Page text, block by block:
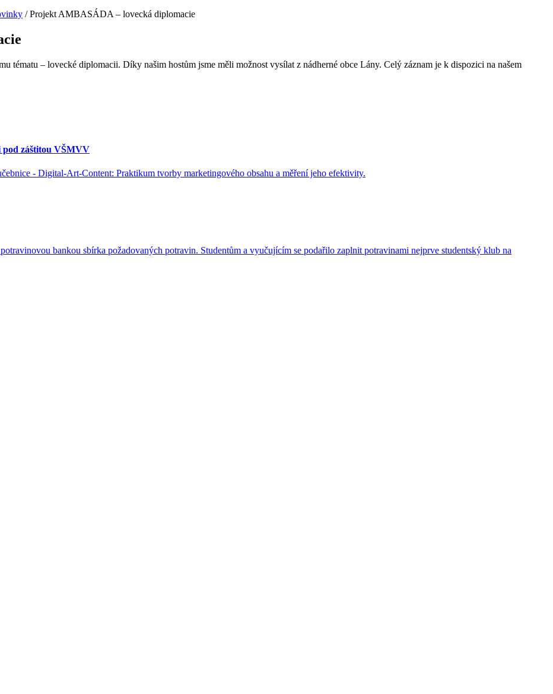
/Projekt AMBASÁDA – lovecká diplomacie
– lovecké diplomacii. Díky našim hostům jsme měli možnost vysílat z nádherné obce Lány. Celý záznam je k dispozici na našem
pod záštitou VŠMVV
- Digital-Art-Content: Praktikum tvorby marketingového obsahu a měření jeho efektivity.
bankou sbírka požadovaných potravin. Studentům a vyučujícím se podařilo zaplnit potravinami nejprve studentský klub na